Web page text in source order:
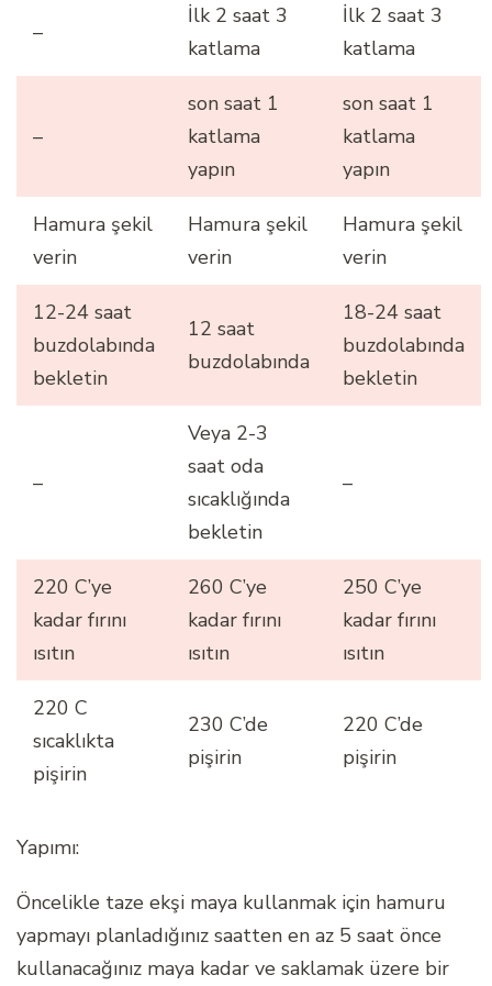
–
İlk 2 saat 3
katlama
İlk 2 saat 3
katlama
–
son saat 1
katlama
yapın
son saat 1
katlama
yapın
Hamura şekil
verin
Hamura şekil
verin
Hamura şekil
verin
12-24 saat
buzdolabında
bekletin
12 saat
buzdolabında
18-24 saat
buzdolabında
bekletin
–
Veya 2-3
saat oda
sıcaklığında
bekletin
–
220 C’ye
kadar fırını
ısıtın
260 C’ye
kadar fırını
ısıtın
250 C’ye
kadar fırını
ısıtın
220 C
sıcaklıkta
pişirin
230 C’de
pişirin
220 C’de
pişirin
Yapımı:
Öncelikle taze ekşi maya kullanmak için hamuru
yapmayı planladığınız saatten en az 5 saat önce
kullanacağınız maya kadar ve saklamak üzere bir